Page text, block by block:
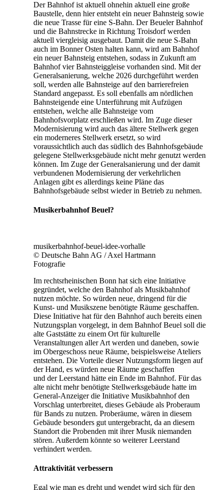
Der Bahnhof ist aktuell ohnehin aktuell eine große
Baustelle, denn hier entsteht ein neuer Bahnsteig sowie
die neue Trasse für eine S-Bahn. Der Beueler Bahnhof
und die Bahnstrecke in Richtung Troisdorf werden
aktuell viergleisig ausgebaut. Damit die neue S-Bahn
auch im Bonner Osten halten kann, wird am Bahnhof
ein neuer Bahnsteig entstehen, sodass in Zukunft am
Bahnhof vier Bahnsteiggleise vorhanden sind. Mit der
Generalsanierung, welche 2026 durchgeführt werden
soll, werden alle Bahnsteige auf den barrierefreien
Standard angepasst. Es soll ebenfalls am nördlichen
Bahnsteigende eine Unterführung mit Aufzügen
entstehen, welche alle Bahnsteige vom
Bahnhofsvorplatz erschließen wird. Im Zuge dieser
Modernisierung wird auch das ältere Stellwerk gegen
ein moderneres Stellwerk ersetzt, so wird
voraussichtlich auch das südlich des Bahnhofsgebäude
gelegene Stellwerksgebäude nicht mehr genutzt werden
können. Im Zuge der Generalsanierung und der damit
verbundenen Modernisierung der verkehrlichen
Anlagen gibt es allerdings keine Pläne das
Bahnhofsgebäude selbst wieder in Betrieb zu nehmen.
Musikerbahnhof Beuel?
musikerbahnhof-beuel-idee-vorhalle
© Deutsche Bahn AG / Axel Hartmann
Fotografie
Im rechtsrheinischen Bonn hat sich eine Initiative
gegründet, welche den Bahnhof als Musikbahnhof
nutzen möchte. So würden neue, dringend für die
Kunst- und Musikszene benötigte Räume geschaffen.
Diese Initiative hat für den Bahnhof auch bereits einen
Nutzungsplan vorgelegt, in dem Bahnhof Beuel soll die
alte Gaststätte zu einem Ort für kulturelle
Veranstaltungen aller Art werden und daneben, sowie
im Obergeschoss neue Räume, beispielsweise Ateliers
entstehen. Die Vorteile dieser Nutzungsform liegen auf
der Hand, es würden neue Räume geschaffen
und der Leerstand hätte ein Ende im Bahnhof. Für das
alte nicht mehr benötigte Stellwerksgebäude hatte im
General-Anzeiger die Initiative Musikbahnhof den
Vorschlag unterbreitet, dieses Gebäude als Proberaum
für Bands zu nutzen. Proberäume, wären in diesem
Gebäude besonders gut untergebracht, da an diesem
Standort die Probenden mit ihrer Musik niemanden
stören. Außerdem könnte so weiterer Leerstand
verhindert werden.
Attraktivität verbessern
Egal wie man es dreht und wendet wird sich für den